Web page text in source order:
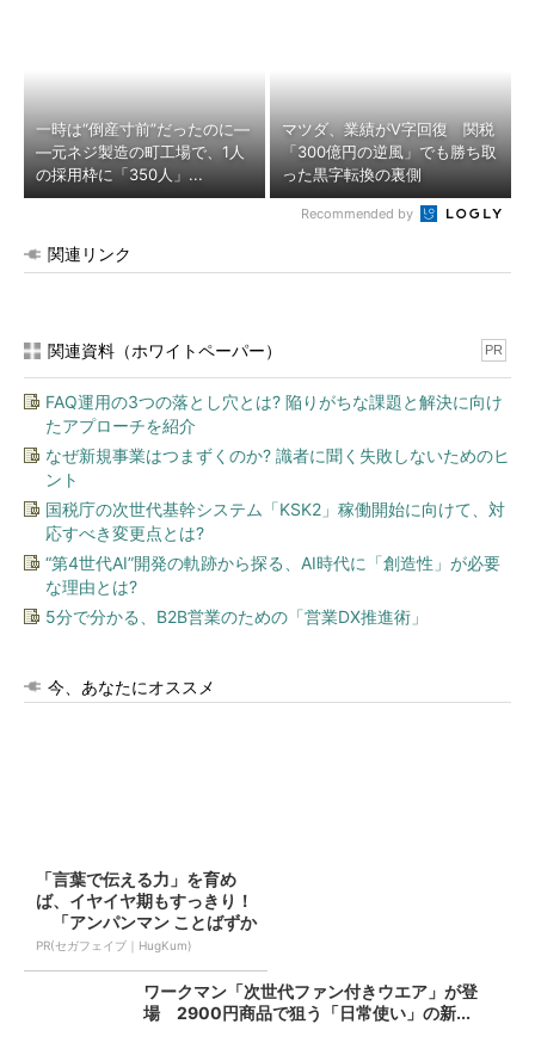
一時は“倒産寸前”だったのに―
―元ネジ製造の町工場で、1人
の採用枠に「350人」...
マツダ、業績がV字回復 関税
「300億円の逆風」でも勝ち取
った黒字転換の裏側
Recommended by
関連リンク
関連資料（ホワイトペーパー） PR
FAQ運用の3つの落とし穴とは? 陥りがちな課題と解決に向け
たアプローチを紹介
なぜ新規事業はつまずくのか? 識者に聞く失敗しないためのヒ
ント
国税庁の次世代基幹システム「KSK2」稼働開始に向けて、対
応すべき変更点とは?
“第4世代AI”開発の軌跡から探る、AI時代に「創造性」が必要
な理由とは?
5分で分かる、B2B営業のための「営業DX推進術」
今、あなたにオススメ
「言葉で伝える力」を育め
ば、イヤイヤ期もすっきり！
「アンパンマン ことばずか
ん...
PR(セガフェイブ｜HugKum)
ワークマン「次世代ファン付きウエア」が登
場 2900円商品で狙う「日常使い」の新...